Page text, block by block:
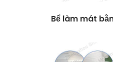
Bể làm mát